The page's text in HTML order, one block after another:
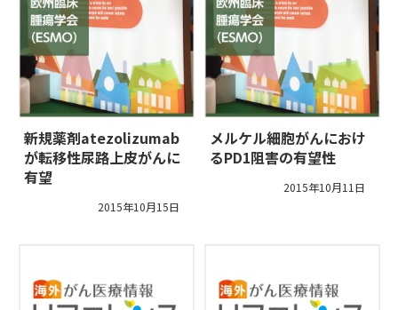
新規薬剤atezolizumab
が転移性尿路上皮がんに
有望
2015年10月15日
メルケル細胞がんにおけ
るPD1阻害の有望性
2015年10月11日